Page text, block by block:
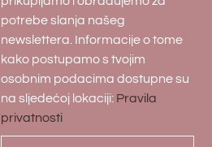
potrebe slanja našeg
newslettera. Informacije o tome
kako postupamo s tvojim
osobnim podacima dostupne su
na sljedećoj lokaciji: Pravila
privatnosti